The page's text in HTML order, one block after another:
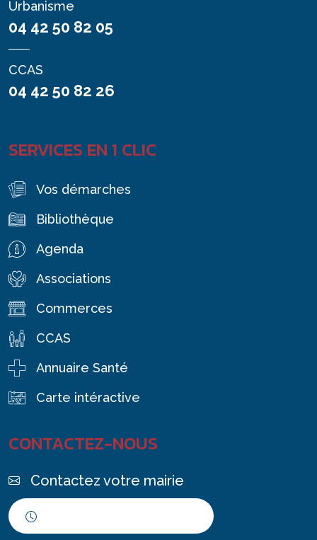
Urbanisme
04 42 50 82 05
CCAS
04 42 50 82 26
SERVICES EN 1 CLIC
Vos démarches
Bibliothèque
Agenda
Associations
Commerces
CCAS
Annuaire Santé
Carte intéractive
CONTACTEZ-NOUS
Contactez votre mairie